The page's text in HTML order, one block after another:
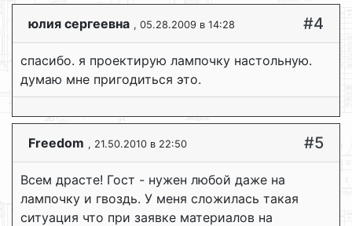
юлия сергеевна , 05.28.2009 в 14:28 #4
спасибо. я проектирую лампочку настольную.
думаю мне пригодиться это.
Freedom , 21.50.2010 в 22:50 #5
Всем драсте! Гост - нужен любой даже на
лампочку и гвоздь. У меня сложилась такая
ситуация что при заявке материалов на